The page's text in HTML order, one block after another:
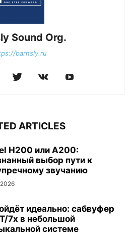
Sound Org.
barnsly.ru
ARTICLES
H200 или A200:
выбор пути к
звучанию
идеально: сабвуфер
T/7x в небольшой
системе